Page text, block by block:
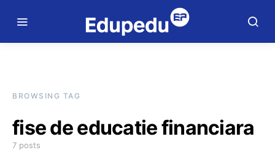
BROWSING TAG
fise de educatie financiara
7 posts